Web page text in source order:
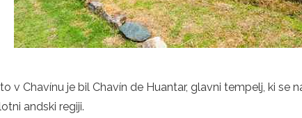
v Chavínu je bil Chavín de Huantar, glavni tempelj, ki se
andski regiji.